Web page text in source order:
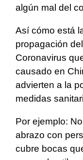
algún mal del
Así cómo está
propagación
Coronavirus
causado en
advierten a la
medidas
Por ejemplo:
abrazo con
cubre bocas